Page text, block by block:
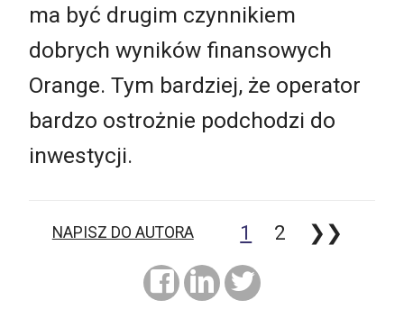
ma być drugim czynnikiem
dobrych wyników finansowych
Orange. Tym bardziej, że operator
bardzo ostrożnie podchodzi do
inwestycji.
NAPISZ DO AUTORA 1 2 ❯❯